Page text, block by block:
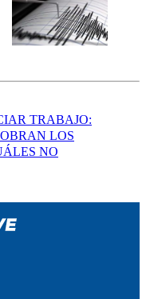
TRABAJO:
LOS
NO